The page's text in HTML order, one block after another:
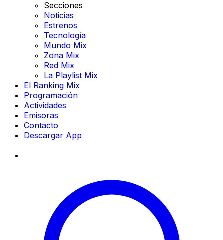
Secciones
Noticias
Estrenos
Tecnología
Mundo Mix
Zona Mix
Red Mix
La Playlist Mix
El Ranking Mix
Programación
Actividades
Emisoras
Contacto
Descargar App